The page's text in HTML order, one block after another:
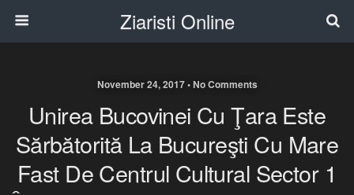
Ziaristi Online
November 24, 2017 • No Comments
Unirea Bucovinei Cu Ţara Este
Sărbătorită La Bucureşti Cu Mare
Fast De Centrul Cultural Sector 1